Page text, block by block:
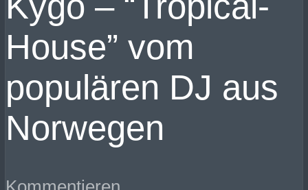
House” vom
populären DJ aus
Norwegen